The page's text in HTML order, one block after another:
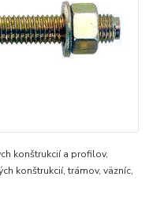
konštrukcií a profilov,
konštrukcií, trámov, väzníc,